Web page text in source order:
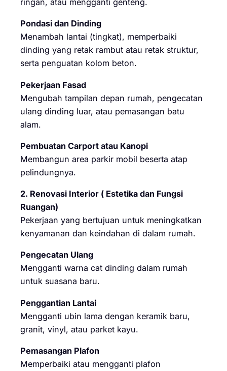
ringan, atau mengganti genteng.
Pondasi dan Dinding
Menambah lantai (tingkat), memperbaiki
dinding yang retak rambut atau retak struktur,
serta penguatan kolom beton.
Pekerjaan Fasad
Mengubah tampilan depan rumah, pengecatan
ulang dinding luar, atau pemasangan batu
alam.
Pembuatan Carport atau Kanopi
Membangun area parkir mobil beserta atap
pelindungnya.
2. Renovasi Interior ( Estetika dan Fungsi
Ruangan)
Pekerjaan yang bertujuan untuk meningkatkan
kenyamanan dan keindahan di dalam rumah.
Pengecatan Ulang
Mengganti warna cat dinding dalam rumah
untuk suasana baru.
Penggantian Lantai
Mengganti ubin lama dengan keramik baru,
granit, vinyl, atau parket kayu.
Pemasangan Plafon
Memperbaiki atau mengganti plafon